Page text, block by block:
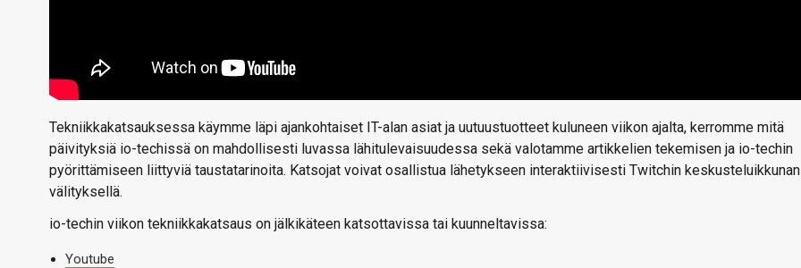
Tekniikkakatsauksessa käymme läpi ajankohtaiset IT-alan asiat ja uutuustuotteet kuluneen viikon ajalta, kerromme mitä
päivityksiä io-techissä on mahdollisesti luvassa lähitulevaisuudessa sekä valotamme artikkelien tekemisen ja io-techin
pyörittämiseen liittyviä taustatarinoita. Katsojat voivat osallistua lähetykseen interaktiivisesti Twitchin keskusteluikkunan
välityksellä.
io-techin viikon tekniikkakatsaus on jälkikäteen katsottavissa tai kuunneltavissa:
Youtube